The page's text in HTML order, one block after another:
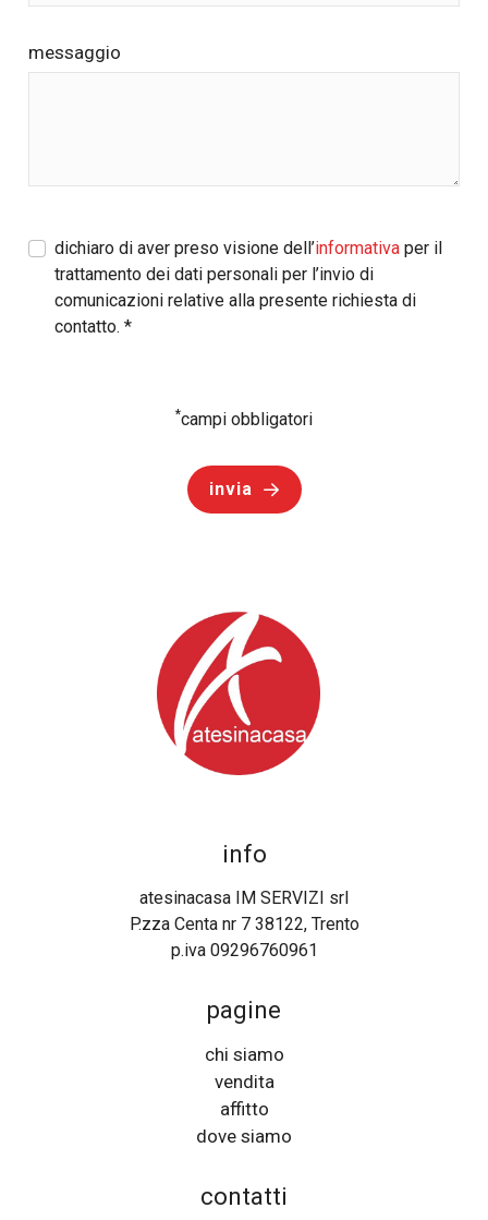
messaggio
dichiaro di aver preso visione dell’informativa per il
trattamento dei dati personali per l’invio di
comunicazioni relative alla presente richiesta di
contatto.*
*campi obbligatori
invia
pagine
chi siamo
vendita
affitto
dove siamo
contatti
info
atesinacasa IM SERVIZI srl
P.zza Centa nr 7 38122, Trento
p.iva 09296760961